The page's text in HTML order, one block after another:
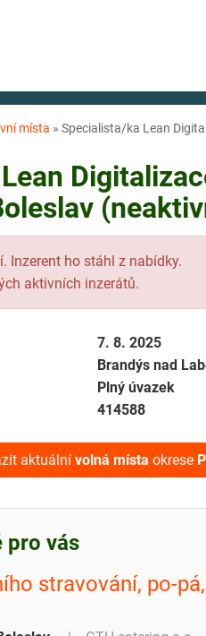
místa » Specialista/ka Lean
Inzerent ho stáhl z nabídky.
aktivních inzerátů.
7. 8. 2025
Brandýs nad
Plný úvazek
414588
aktuální volná místa okrese
pro vás
stravování, po-